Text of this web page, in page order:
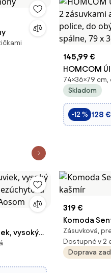
145,99 €
HOMCOM
zásuvkami
police, do
spálne, 79 x
Ao
74×36×79 cm,
Skladom
-12 % 128 €
vysoký
cm (sivá) |
319 €
Komoda
kašmír
Zásuvková,
Dostupné v 2
Doprava